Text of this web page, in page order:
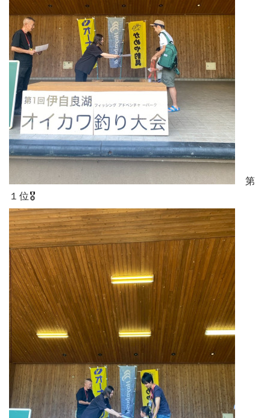
第
１位🎖️